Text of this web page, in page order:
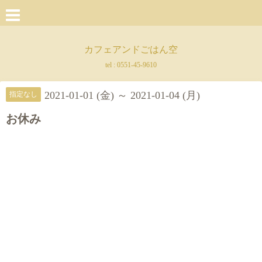
カフェアンドごはん空
tel : 0551-45-9610
指定なし 2021-01-01 (金) ～ 2021-01-04 (月)
お休み